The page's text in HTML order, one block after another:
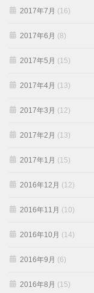
2017年7月 (16)
2017年6月 (8)
2017年5月 (15)
2017年4月 (13)
2017年3月 (12)
2017年2月 (13)
2017年1月 (15)
2016年12月 (12)
2016年11月 (10)
2016年10月 (14)
2016年9月 (6)
2016年8月 (15)